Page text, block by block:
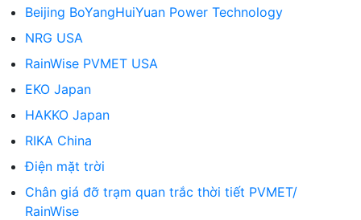
Beijing BoYangHuiYuan Power Technology
NRG USA
RainWise PVMET USA
EKO Japan
HAKKO Japan
RIKA China
Điện mặt trời
Chân giá đỡ trạm quan trắc thời tiết PVMET/
RainWise